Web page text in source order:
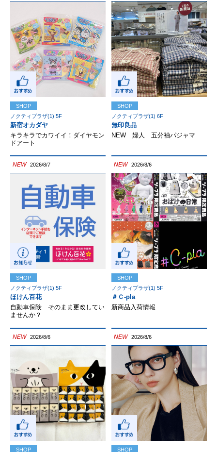
SHOP
ノクティプラザ(1) 5F
新宿オカダヤ
キラキラでカワイイ！ダイヤモン
ドアート
SHOP
ノクティプラザ(1) 6F
無印良品
NEW 婦人 五分袖パジャマ
NEW 2026/8/7
SHOP
ノクティプラザ(1) 5F
ほけん百花
自動車保険 そのまま更改してい
ませんか？
NEW 2026/8/6
SHOP
ノクティプラザ(1) 5F
＃Ｃ-pla
新商品入荷情報
NEW 2026/8/6
SHOP
NEW 2026/8/6
SHOP